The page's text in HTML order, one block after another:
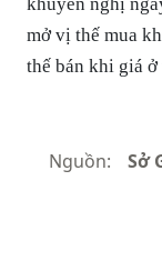
mở vị thế mua
thế bán khi giá
Nguồn: Sở